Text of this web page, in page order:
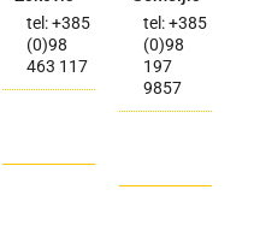
tel: +385
(0)98
463 117
tel: +385
(0)98
197
9857